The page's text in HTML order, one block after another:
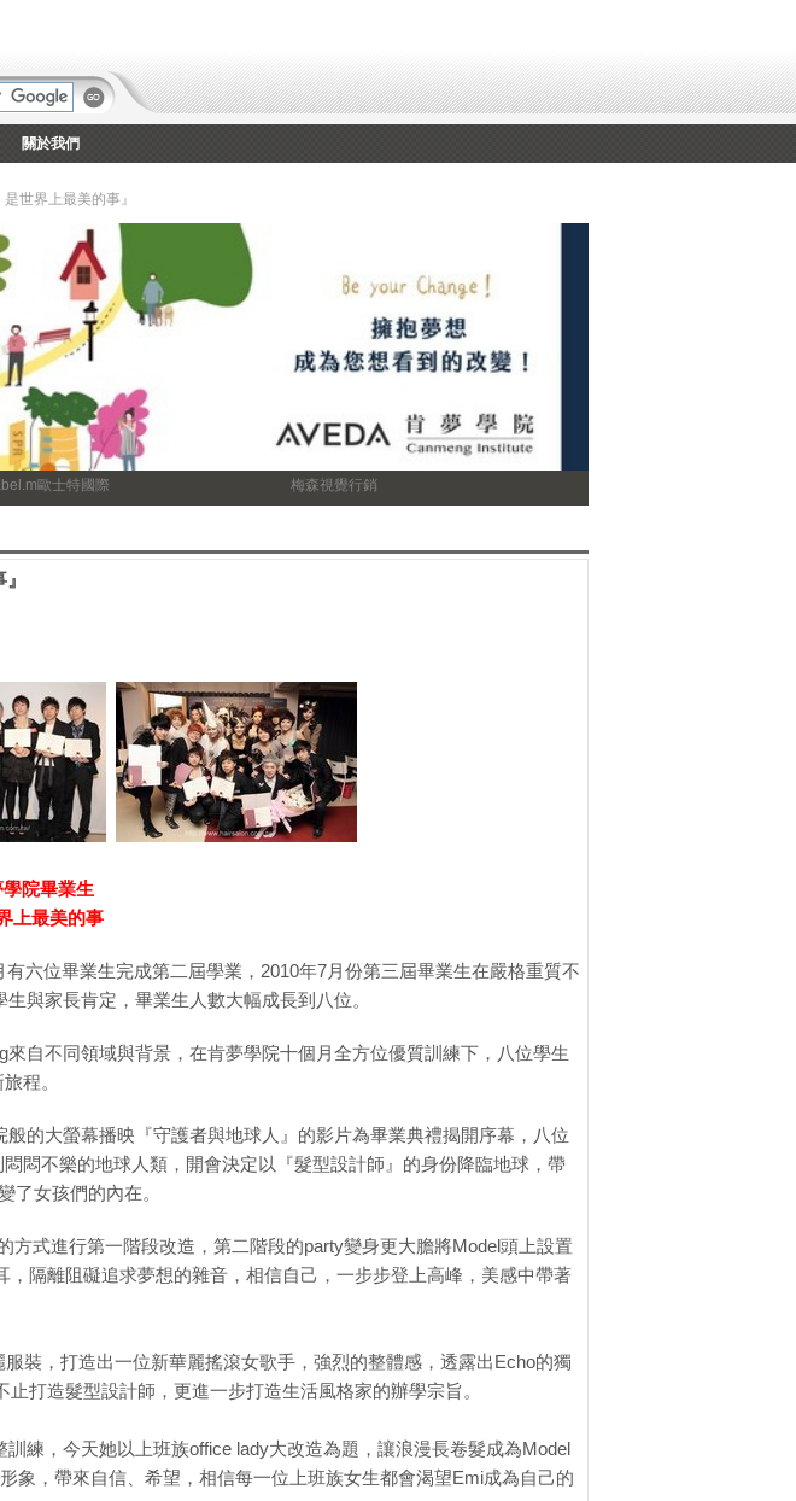
關於我們
世界上最美的事』
歐士特國際 梅森視覺行銷
院畢業生
上最美的事
六位畢業生完成第二屆學業，2010年7月份第三屆畢業生在嚴格重質不
與家長肯定，畢業生人數大幅成長到八位。
自不同領域與背景，在肯夢學院十個月全方位優質訓練下，八位學生
程。
的大螢幕播映『守護者與地球人』的影片為畢業典禮揭開序幕，八位
悶不樂的地球人類，開會決定以『髮型設計師』的身份降臨地球，帶
了女孩們的內在。
方式進行第一階段改造，第二階段的party變身更大膽將Model頭上設置
隔離阻礙追求夢想的雜音，相信自己，一步步登上高峰，美感中帶著
服裝，打造出一位新華麗搖滾女歌手，強烈的整體感，透露出Echo的獨
打造髮型設計師，更進一步打造生活風格家的辦學宗旨。
練，今天她以上班族office lady大改造為題，讓浪漫長卷髮成為Model
象，帶來自信、希望，相信每一位上班族女生都會渴望Emi成為自己的